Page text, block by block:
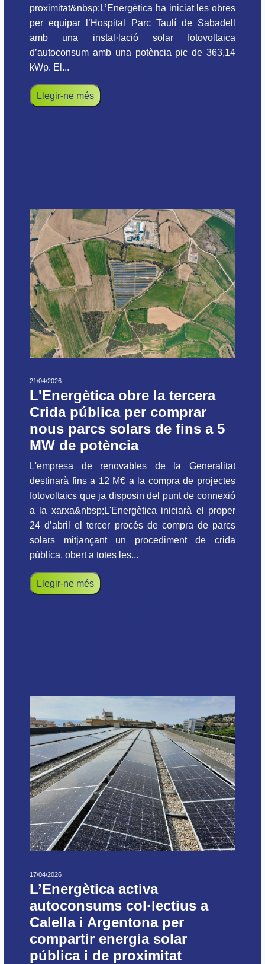
proximitat&nbsp;L’Energètica ha iniciat les obres
per equipar l’Hospital Parc Taulí de Sabadell
amb una instal·lació solar fotovoltaica
d’autoconsum amb una potència pic de 363,14
kWp. El...
Llegir-ne més
21/04/2026
L'Energètica obre la tercera
Crida pública per comprar
nous parcs solars de fins a 5
MW de potència
L'empresa de renovables de la Generalitat
destinarà fins a 12 M€ a la compra de projectes
fotovoltaics que ja disposin del punt de connexió
a la xarxa&nbsp;L'Energètica iniciarà el proper
24 d’abril el tercer procés de compra de parcs
solars mitjançant un procediment de crida
pública, obert a totes les...
Llegir-ne més
17/04/2026
L’Energètica activa
autoconsums col·lectius a
Calella i Argentona per
compartir energia solar
pública i de proximitat